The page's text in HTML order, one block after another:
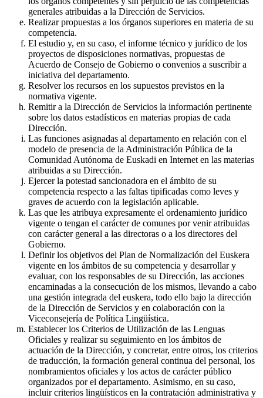
generales atribuidas a la Dirección de Servicios.
Realizar propuestas a los órganos superiores en materia de su
competencia.
El estudio y, en su caso, el informe técnico y jurídico de los
proyectos de disposiciones normativas, propuestas de
Acuerdo de Consejo de Gobierno o convenios a suscribir a
iniciativa del departamento.
Resolver los recursos en los supuestos previstos en la
normativa vigente.
Remitir a la Dirección de Servicios la información pertinente
sobre los datos estadísticos en materias propias de cada
Dirección.
Las funciones asignadas al departamento en relación con el
modelo de presencia de la Administración Pública de la
Comunidad Autónoma de Euskadi en Internet en las materias
atribuidas a su Dirección.
Ejercer la potestad sancionadora en el ámbito de su
competencia respecto a las faltas tipificadas como leves y
graves de acuerdo con la legislación aplicable.
Las que les atribuya expresamente el ordenamiento jurídico
vigente o tengan el carácter de comunes por venir atribuidas
con carácter general a las directoras o a los directores del
Gobierno.
Definir los objetivos del Plan de Normalización del Euskera
vigente en los ámbitos de su competencia y desarrollar y
evaluar, con los responsables de su Dirección, las acciones
encaminadas a la consecución de los mismos, llevando a cabo
una gestión integrada del euskera, todo ello bajo la dirección
de la Dirección de Servicios y en colaboración con la
Viceconsejería de Política Lingüística.
Establecer los Criterios de Utilización de las Lenguas
Oficiales y realizar su seguimiento en los ámbitos de
actuación de la Dirección, y concretar, entre otros, los criterios
de traducción, la formación general continua del personal, los
nombramientos oficiales y los actos de carácter público
organizados por el departamento. Asimismo, en su caso,
incluir criterios lingüísticos en la contratación administrativa y